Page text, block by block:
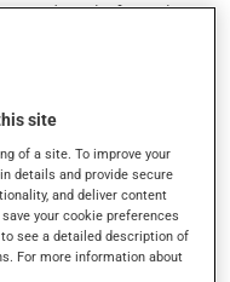
dans la formule
par une fatigue
des maux de
votre médecin si
vomissements;
l'irritation dans la
l'oesophage.
site
of a site. To improve your
details and provide secure
and deliver content
your cookie preferences
see a detailed description of
For more information about